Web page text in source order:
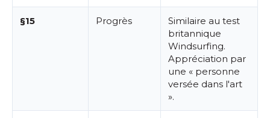
§15 Progrès
Similaire au test
britannique
Windsurfing.
Appréciation par
une « personne
versée dans l'art
».